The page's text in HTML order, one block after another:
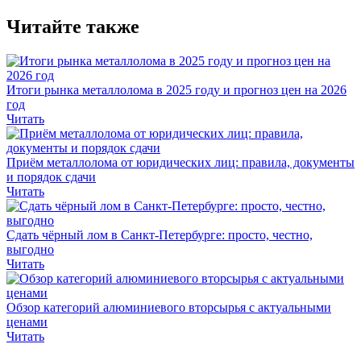
Читайте также
Итоги рынка металлолома в 2025 году и прогноз цен на 2026
год
Читать
Приём металлолома от юридических лиц: правила, документы
и порядок сдачи
Читать
Сдать чёрный лом в Санкт-Петербурге: просто, честно,
выгодно
Читать
Обзор категорий алюминиевого вторсырья с актуальными
ценами
Читать